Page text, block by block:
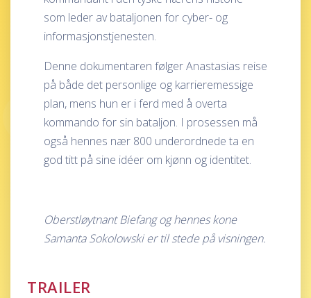
som leder av bataljonen for cyber- og
informasjonstjenesten.
Denne dokumentaren følger Anastasias reise
på både det personlige og karrieremessige
plan, mens hun er i ferd med å overta
kommando for sin bataljon. I prosessen må
også hennes nær 800 underordnede ta en
god titt på sine idéer om kjønn og identitet.
Oberstløytnant Biefang og hennes kone
Samanta Sokolowski er til stede på visningen.
TRAILER